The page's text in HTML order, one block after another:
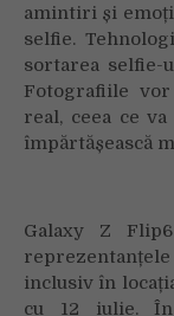
amintiri și
selfie.
sortarea
Fotografiile
real, ceea ce
împărtășească
Galaxy Z
inclusiv în
cu 12 iulie.